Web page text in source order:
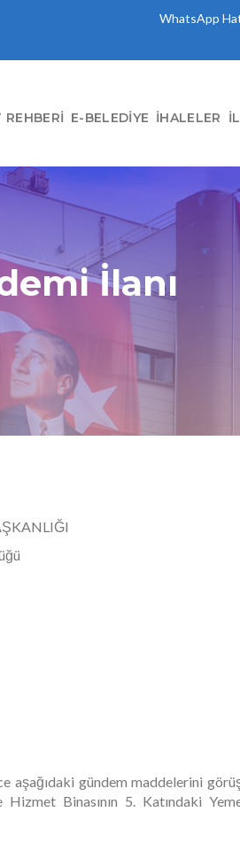
WhatsApp
REHBERI E-BELEDIYE İHALELER
İlanı
aşağıdaki gündem maddelerini
Binasının 5. Katındaki